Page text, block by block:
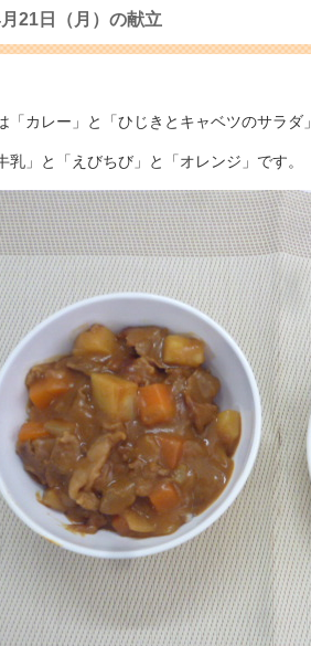
21日（月）の献立
「カレー」と「ひじきとキャベツのサラダ」
乳」と「えびちび」と「オレンジ」です。